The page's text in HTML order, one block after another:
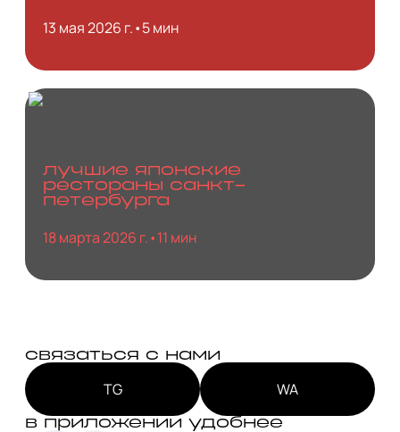
13 мая 2026 г.•5 мин
лучшие японские
рестораны санкт-
петербурга
18 марта 2026 г.•11 мин
связаться с нами
TG WA
в приложении удобнее